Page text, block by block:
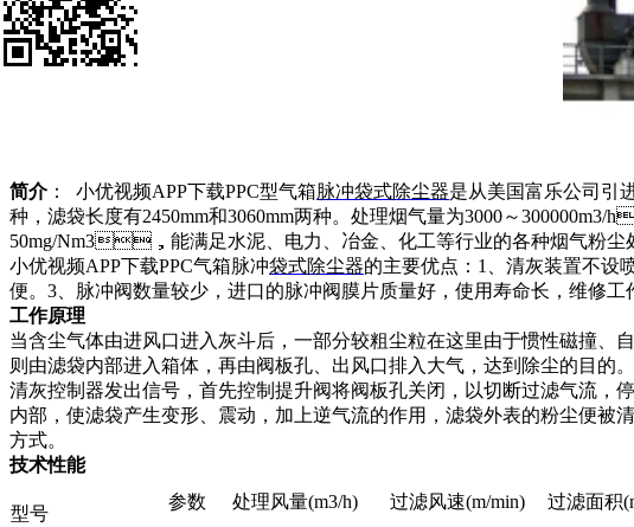
简介： 小优视频APP下载PPC型气箱脉冲袋式除尘器是从美国富乐公司引进
种，滤袋长度有2450mm和3060mm两种。处理烟气量为3000～
50mg/Nm3，能满足水泥、电力、冶金、化工等行业的各种烟气粉尘处理
小优视频APP下载PPC气箱脉冲袋式除尘器的主要优点：1、清灰装置
便。3、脉冲阀数量较少，进口的脉冲阀膜片质量好，使用寿命长，维
工作原理
当含尘气体由进风口进入灰斗后，一部分较粗尘粒在这里由于惯性磁撞
则由滤袋内部进入箱体，再由阀板孔、出风口排入大气，达到除尘的目
清灰控制器发出信号，首先控制提升阀将阀板孔关闭，以切断过滤气流
内部，使滤袋产生变形、震动，加上逆气流的作用，滤袋外表的粉尘
方式。
技术性能
参数
处理风量(m3/h) 过滤风速(m/min) 过滤面积
型号